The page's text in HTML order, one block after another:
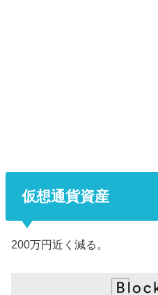
仮想通貨資産
200万円近く減る。